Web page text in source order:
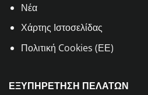
Νέα
Χάρτης Ιστοσελίδας
Πολιτική Cookies (ΕΕ)
ΕΞΥΠΗΡΕΤΗΣΗ ΠΕΛΑΤΩΝ